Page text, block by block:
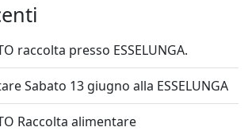
raccolta presso ESSELUNGA.
Sabato 13 giugno alla ESSELUNGA
Raccolta alimentare